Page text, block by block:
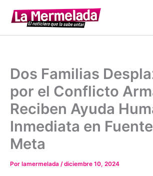
contenido
Dos Familias
por el Conflicto
Reciben Ayuda
Inmediata en
Meta
Por lamermelada /diciembre 10, 2024